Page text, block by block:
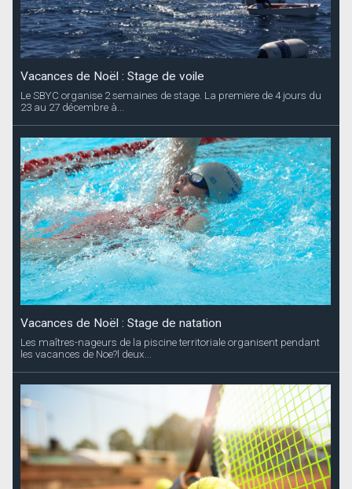
Vacances de Noël : Stage de voile
Le SBYC organise 2 semaines de stage. La premiere de 4 jours du
23 au 27 décembre à...
Vacances de Noël : Stage de natation
Les maîtres-nageurs de la piscine territoriale organisent pendant
les vacances de Noe?l deux...